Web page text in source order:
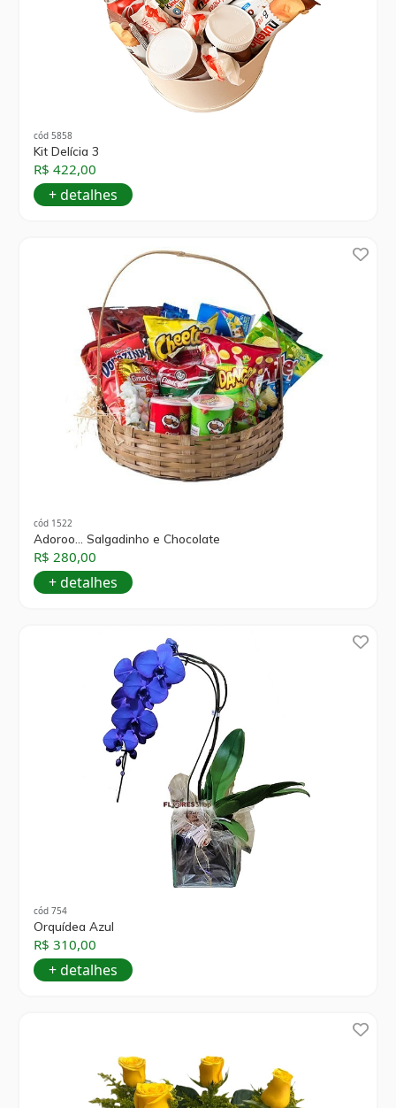
cód 5858
Kit Delícia 3
R$ 422,00
+ detalhes
cód 1522
Adoroo... Salgadinho e Chocolate
R$ 280,00
+ detalhes
cód 754
Orquídea Azul
R$ 310,00
+ detalhes